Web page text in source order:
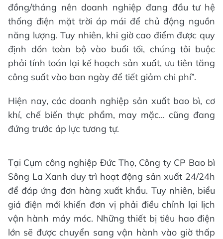
đồng/tháng nên doanh nghiệp đang đầu tư hệ
thống điện mặt trời áp mái để chủ động nguồn
năng lượng. Tuy nhiên, khi giờ cao điểm được quy
định dồn toàn bộ vào buổi tối, chúng tôi buộc
phải tính toán lại kế hoạch sản xuất, ưu tiên tăng
công suất vào ban ngày để tiết giảm chi phí”.
Hiện nay, các doanh nghiệp sản xuất bao bì, cơ
khí, chế biến thực phẩm, may mặc... cũng đang
đứng trước áp lực tương tự.
Tại Cụm công nghiệp Đức Thọ, Công ty CP Bao bì
Sông La Xanh duy trì hoạt động sản xuất 24/24h
để đáp ứng đơn hàng xuất khẩu. Tuy nhiên, biểu
giá điện mới khiến đơn vị phải điều chỉnh lại lịch
vận hành máy móc. Những thiết bị tiêu hao điện
lớn sẽ được chuyển sang vận hành vào giờ thấp